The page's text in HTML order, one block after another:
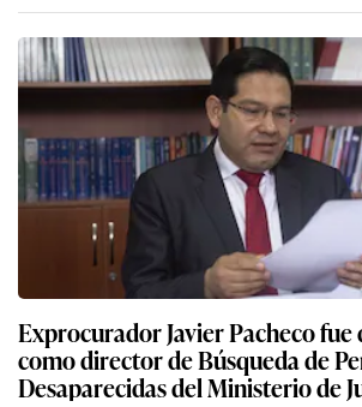
Exprocurador Javier Pacheco fue
como director de Búsqueda de
Desaparecidas del Ministerio de